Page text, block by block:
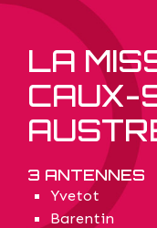
LA
CAUX-
3 ANTENNES
Yvetot
Barentin